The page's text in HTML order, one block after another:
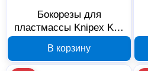
Бокорезы для
пластмассы Knipex KN-
В корзину